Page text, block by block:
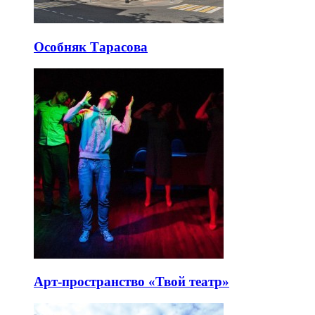
Особняк Тарасова
Арт-пространство «Твой театр»